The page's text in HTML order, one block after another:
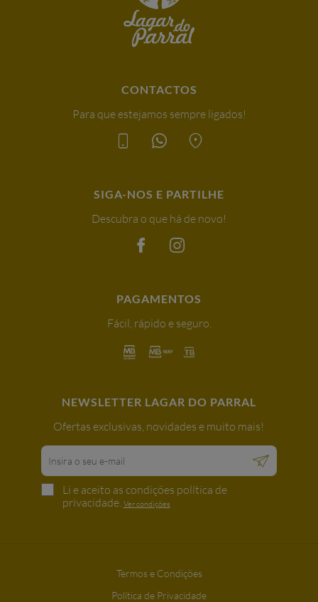
CONTACTOS
Para que estejamos sempre ligados!
SIGA-NOS E PARTILHE
Descubra o que há de novo!
PAGAMENTOS
Fácil, rápido e seguro.
NEWSLETTER LAGAR DO PARRAL
Ofertas exclusivas, novidades e muito mais!
Li e aceito as condições política de
privacidade. Ver condições
Termos e Condições
Política de Privacidade